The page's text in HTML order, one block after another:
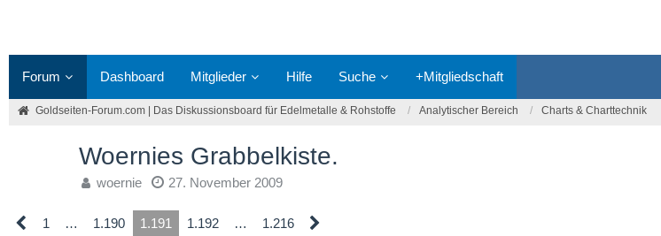
Forum Dashboard Mitglieder Hilfe Suche +Mitgliedschaft
Goldseiten-Forum.com | Das Diskussionsboard für Edelmetalle & Rohstoffe Analytischer Bereich Charts & Charttechnik
Woernies Grabbelkiste.
woernie 27. November 2009
1 … 1.190 1.191 1.192 … 1.216